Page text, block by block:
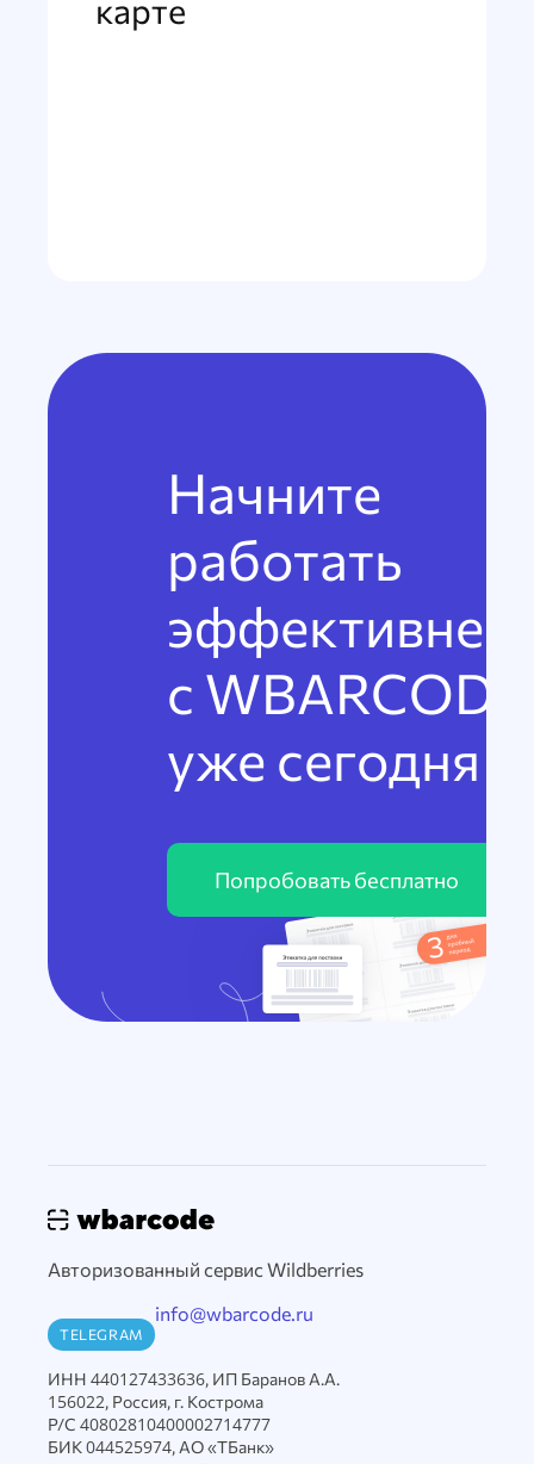
карте
Начните
работать
эффективнее
с WBARCODE
уже сегодня
Попробовать бесплатно
Авторизованный сервис Wildberries
TELEGRAM
info@wbarcode.ru
ИНН 440127433636, ИП Баранов А.А.
156022, Россия, г. Кострома
Р/С 40802810400002714777
БИК 044525974, АО «ТБанк»